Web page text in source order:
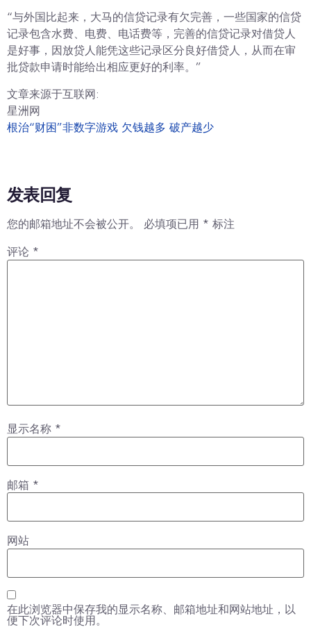
“与外国比起来，大马的信贷记录有欠完善，一些国家的信贷
记录包含水费、电费、电话费等，完善的信贷记录对借贷人
是好事，因放贷人能凭这些记录区分良好借贷人，从而在审
批贷款申请时能给出相应更好的利率。”
文章来源于互联网:
星洲网
根治“财困”非数字游戏 欠钱越多 破产越少
发表回复
您的邮箱地址不会被公开。 必填项已用 * 标注
评论 *
显示名称 *
邮箱 *
网站
在此浏览器中保存我的显示名称、邮箱地址和网站地址，以
便下次评论时使用。